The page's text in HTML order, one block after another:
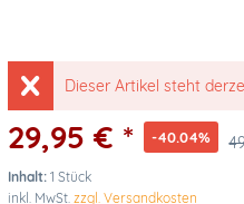
Dieser Artikel steht
29,95 € * -40.04%
Inhalt:1 Stück
inkl. MwSt.zzgl. Versandkosten